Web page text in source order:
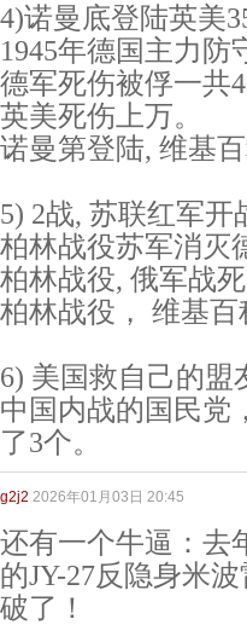
4)诺曼底登陆英美
1945年德国主力防
德军死伤被俘一共
英美死伤上万。
诺曼第登陆, 维基
5) 2战, 苏联红军开
柏林战役苏军消灭
柏林战役, 俄军战
柏林战役， 维基百
6) 美国救自己的盟
中国内战的国民党
了3个。
g2j2 2026年01月03日 20:45
还有一个牛逼：去
的JY-27反隐身米波
破了！